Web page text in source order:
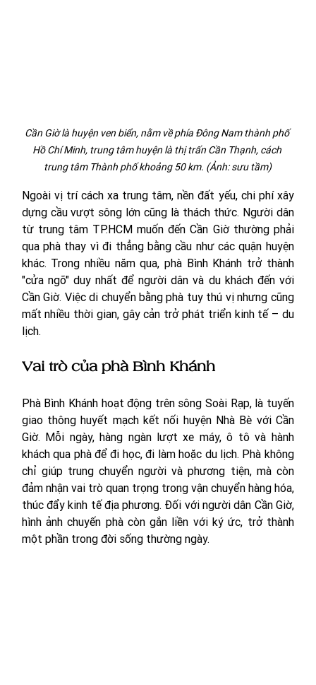
Cần Giờ là huyện ven biển, nằm về phía Đông Nam thành phố
Hồ Chí Minh, trung tâm huyện là thị trấn Cần Thạnh, cách
trung tâm Thành phố khoảng 50 km. (Ảnh: sưu tầm)
Ngoài vị trí cách xa trung tâm, nền đất yếu, chi phí xây
dựng cầu vượt sông lớn cũng là thách thức. Người dân
từ trung tâm TP.HCM muốn đến Cần Giờ thường phải
qua phà thay vì đi thẳng bằng cầu như các quận huyện
khác. Trong nhiều năm qua, phà Bình Khánh trở thành
"cửa ngõ" duy nhất để người dân và du khách đến với
Cần Giờ. Việc di chuyển bằng phà tuy thú vị nhưng cũng
mất nhiều thời gian, gây cản trở phát triển kinh tế – du
lịch.
Vai trò của phà Bình Khánh
Phà Bình Khánh hoạt động trên sông Soài Rạp, là tuyến
giao thông huyết mạch kết nối huyện Nhà Bè với Cần
Giờ. Mỗi ngày, hàng ngàn lượt xe máy, ô tô và hành
khách qua phà để đi học, đi làm hoặc du lịch. Phà không
chỉ giúp trung chuyển người và phương tiện, mà còn
đảm nhận vai trò quan trọng trong vận chuyển hàng hóa,
thúc đẩy kinh tế địa phương. Đối với người dân Cần Giờ,
hình ảnh chuyến phà còn gắn liền với ký ức, trở thành
một phần trong đời sống thường ngày.